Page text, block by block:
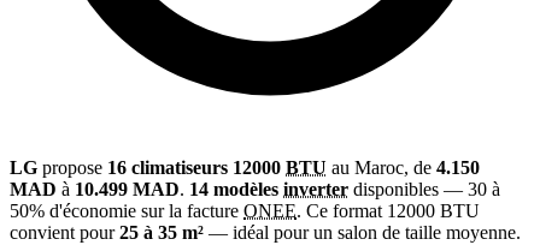
LG propose 16 climatiseurs 12000 BTU au Maroc, de 4.150
MAD à 10.499 MAD. 14 modèles inverter disponibles — 30 à
50% d'économie sur la facture ONEE. Ce format 12000 BTU
convient pour25 à 35 m² — idéal pour un salon de taille moyenne.